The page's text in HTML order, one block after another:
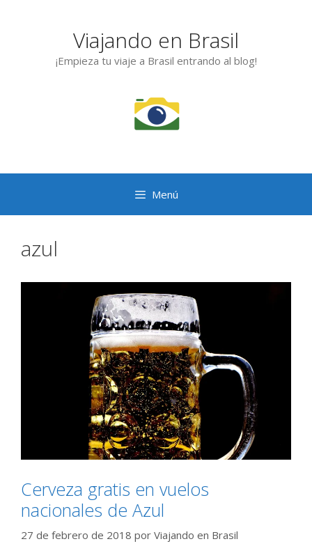
Viajando en Brasil
¡Empieza tu viaje a Brasil entrando al blog!
Menú
azul
Cerveza gratis en vuelos
nacionales de Azul
27 de febrero de 2018 por Viajando en Brasil